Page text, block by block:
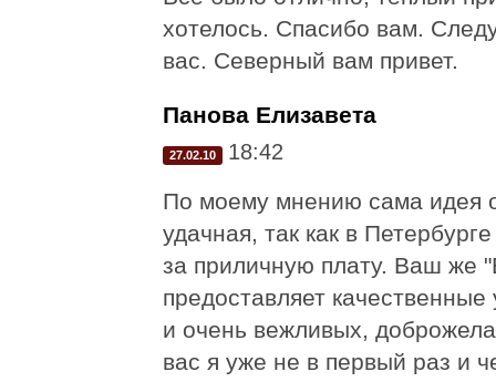
хотелось. Спасибо вам.
вас. Северный вам привет.
Панова Елизавета
27.02.10 18:42
По моему мнению сама идея
удачная, так как в
за приличную плату. Ваш же
предоставляет
и очень вежливых,
вас я уже не в первый раз и